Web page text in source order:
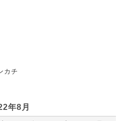
カチ
年8月